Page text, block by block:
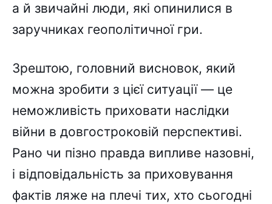
а й звичайні люди, які опинилися в
заручниках геополітичної гри.
Зрештою, головний висновок, який
можна зробити з цієї ситуації — це
неможливість приховати наслідки
війни в довгостроковій перспективі.
Рано чи пізно правда випливе назовні,
і відповідальність за приховування
фактів ляже на плечі тих, хто сьогодні